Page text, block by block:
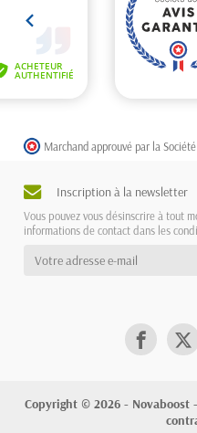
Marchand approuvé par la
Inscription à la newsletter
Vous pouvez vous désinscrire à tout
informations de contact dans les
Copyright © 2026 - Novaboost